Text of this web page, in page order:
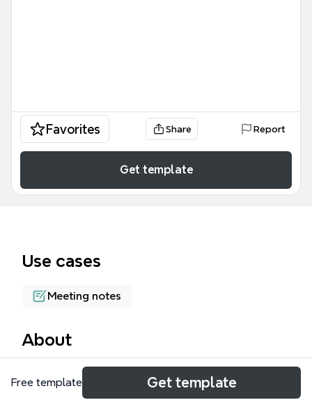
Favorites Share Report
Get template
Use cases
Meeting notes
About
O template 'Reuniões Produtivas' é um guia
completo com 131 nós para transformar encontros
Free template Get template